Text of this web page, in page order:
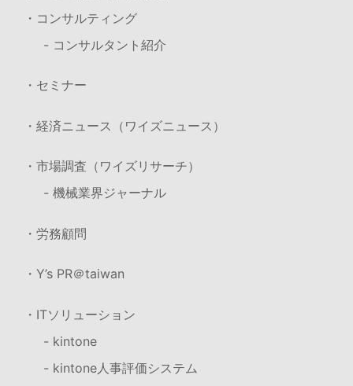
・コンサルティング
- コンサルタント紹介
・セミナー
・経済ニュース（ワイズニュース）
・市場調査（ワイズリサーチ）
- 機械業界ジャーナル
・労務顧問
・Y’s PR＠taiwan
・ITソリューション
- kintone
- kintone人事評価システム